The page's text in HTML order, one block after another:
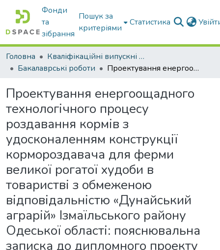
Фонди
та
зібрання
Пошук за
критеріями
Статистика
Головна
Кваліфікаційні випускні роботи бакалаврів і магістрів
Бакалаврські роботи
Проектування енергоощадного технологічного процесу роздавання кормів з удосконаленням конструкції кормороздавача для ферми великої рогатої худоби в товаристві з обмеженою відповідальністю «Дунайський аграрій» Ізмаїльського району Одеської області: пояснювальна записка до дипломного проекту СВО Бакалавр
Проектування енергоощадного
технологічного процесу
роздавання кормів з
удосконаленням конструкції
кормороздавача для ферми
великої рогатої худоби в
товаристві з обмеженою
відповідальністю «Дунайський
аграрій» Ізмаїльського району
Одеської області: пояснювальна
записка до дипломного проекту